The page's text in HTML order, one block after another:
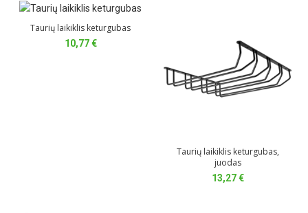
Taurių laikiklis keturgubas
10,77€
Taurių laikiklis keturgubas,
juodas
13,27€